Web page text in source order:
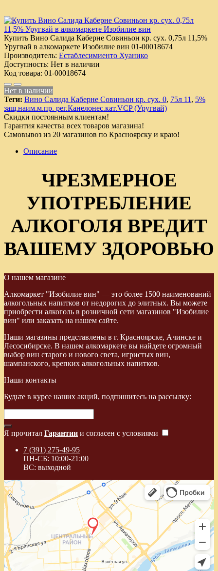
Купить Вино Салида Каберне Совиньон кр. сух. 0,75л 11,5%
Уругвай в алкомаркете Изобилие вин 01-00018674
Производитель: Естаблесимиенто Хуанико
Доступность: Нет в наличии
Код товара: 01-00018674
Нет в наличии
Теги: Вино Салида Каберне Совиньон кр. сух. 0, 75л 11 , 5%
защ.наим.м.пр. рег.Канелонес.кат.VCP (Уругвай)
Скидки постоянным клиентам!
Гарантия качества всех товаров магазина!
Самовывоз из 20 магазинов по Красноярску и краю!
Описание
ЧРЕЗМЕРНОЕ
УПОТРЕБЛЕНИЕ
АЛКОГОЛЯ ВРЕДИТ
ВАШЕМУ ЗДОРОВЬЮ
О нашем магазине
Алкомаркет "Изобилие вин" — это более 1500 наименований
алкогольных напитков от недорогих до элитных. Вы можете
приобрести алкоголь в розничной сети магазинов "Изобилие
вин" или заказать на нашем сайте.
Наши магазины представлены в г. Красноярске, Ачинске и
Лесосибирске. В нашем алкомаркете вы найдете огромный
выбор вин старого и нового света, игристых вин,
шампанского, крепких алкогольных напитков.
Наши контакты
Будьте в курсе наших акций, подпишитесь на рассылку:
Я прочитал Гарантии и согласен с условиями
7 (391) 275-49-95
ПН-СБ: 10:00-21:00
ВС: выходной